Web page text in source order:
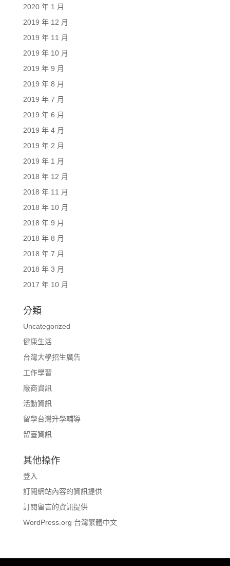
2020 年 1 月
2019 年 12 月
2019 年 11 月
2019 年 10 月
2019 年 9 月
2019 年 8 月
2019 年 7 月
2019 年 6 月
2019 年 4 月
2019 年 2 月
2019 年 1 月
2018 年 12 月
2018 年 11 月
2018 年 10 月
2018 年 9 月
2018 年 8 月
2018 年 7 月
2018 年 3 月
2017 年 10 月
分類
Uncategorized
健康生活
台灣大學招生廣告
工作學習
廠商資訊
活動資訊
留學台灣升學輔導
留臺資訊
其他操作
登入
訂閱網站內容的資訊提供
訂閱留言的資訊提供
WordPress.org 台灣繁體中文